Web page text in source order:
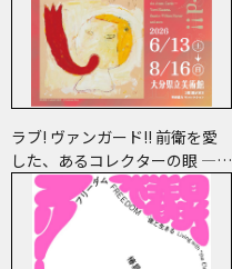
ラブ! ヴァンガード!! 前衛を愛
した、あるコレクターの眼 ―草
間彌生、ヘイター and more